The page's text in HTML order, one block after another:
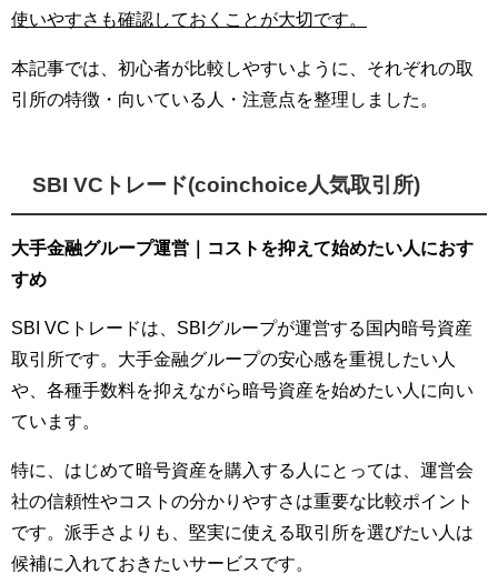
使いやすさも確認しておくことが大切です。
本記事では、初心者が比較しやすいように、それぞれの取
引所の特徴・向いている人・注意点を整理しました。
SBI VCトレード(coinchoice人気取引所)
大手金融グループ運営｜コストを抑えて始めたい人におす
すめ
SBI VCトレードは、SBIグループが運営する国内暗号資産
取引所です。大手金融グループの安心感を重視したい人
や、各種手数料を抑えながら暗号資産を始めたい人に向い
ています。
特に、はじめて暗号資産を購入する人にとっては、運営会
社の信頼性やコストの分かりやすさは重要な比較ポイント
です。派手さよりも、堅実に使える取引所を選びたい人は
候補に入れておきたいサービスです。